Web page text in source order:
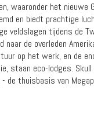
waaronder het nieuwe
en biedt prachtige
veldslagen tijdens de
naar de overleden
op het werk, en de
staan ​​eco-lodges.
de thuisbasis van